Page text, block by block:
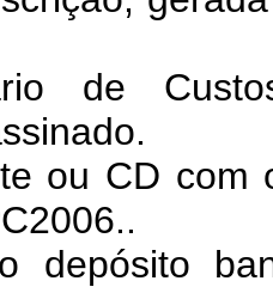
de
ou CD com
depósito